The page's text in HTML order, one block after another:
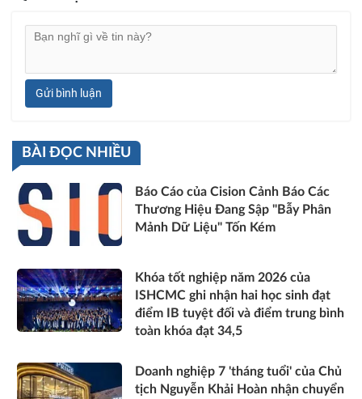
Gửi bình luận
BÀI ĐỌC NHIỀU
Báo Cáo của Cision Cảnh Báo Các
Thương Hiệu Đang Sập "Bẫy Phân
Mảnh Dữ Liệu" Tốn Kém
Khóa tốt nghiệp năm 2026 của
ISHCMC ghi nhận hai học sinh đạt
điểm IB tuyệt đối và điểm trung bình
toàn khóa đạt 34,5
Doanh nghiệp 7 'tháng tuổi' của Chủ
tịch Nguyễn Khải Hoàn nhận chuyển